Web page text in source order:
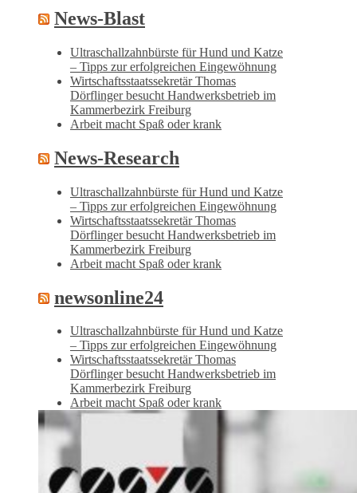
News-Blast
Ultraschallzahnbürste für Hund und Katze
– Tipps zur erfolgreichen Eingewöhnung
Wirtschaftsstaatssekretär Thomas
Dörflinger besucht Handwerksbetrieb im
Kammerbezirk Freiburg
Arbeit macht Spaß oder krank
News-Research
Ultraschallzahnbürste für Hund und Katze
– Tipps zur erfolgreichen Eingewöhnung
Wirtschaftsstaatssekretär Thomas
Dörflinger besucht Handwerksbetrieb im
Kammerbezirk Freiburg
Arbeit macht Spaß oder krank
newsonline24
Ultraschallzahnbürste für Hund und Katze
– Tipps zur erfolgreichen Eingewöhnung
Wirtschaftsstaatssekretär Thomas
Dörflinger besucht Handwerksbetrieb im
Kammerbezirk Freiburg
Arbeit macht Spaß oder krank